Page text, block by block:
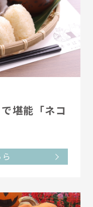
堪能「ネコ